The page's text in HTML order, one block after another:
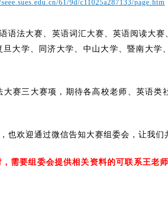
61/9d/c11025a287133/page.htm
语法大赛、英语词汇大赛、英语阅读大
大学、同济大学、中山大学、暨南大学
赛三大赛项，期待各高校老师、英语类
也欢迎通过微信告知大赛组委会，让我们
需要组委会提供相关资料的可联系王老